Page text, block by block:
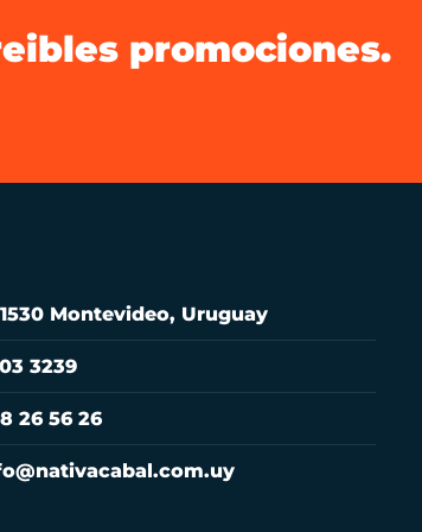
promociones.
Montevideo, Uruguay
3239
26 56 26